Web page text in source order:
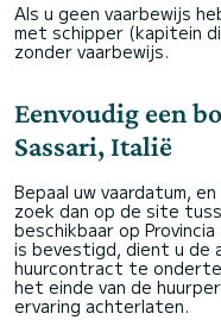
Als u geen vaarbewijs
met schipper (kapitein
zonder vaarbewijs.
Eenvoudig een
Sassari, Italië
Bepaal uw vaardatum,
zoek dan op de site
beschikbaar op
is bevestigd, dient u de
huurcontract te
het einde van de
ervaring achterlaten.